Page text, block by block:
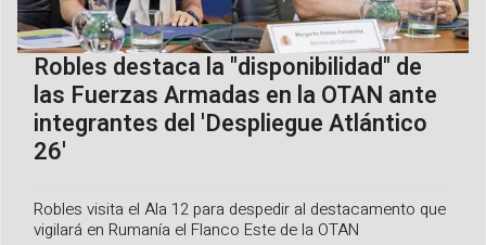
Robles destaca la "disponibilidad" de
las Fuerzas Armadas en la OTAN ante
integrantes del 'Despliegue Atlántico
26'
Robles visita el Ala 12 para despedir al destacamento que
vigilará en Rumanía el Flanco Este de la OTAN